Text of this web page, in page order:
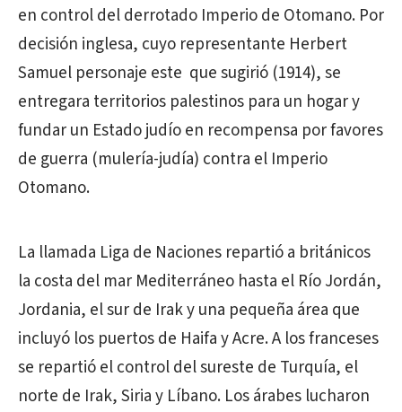
en control del derrotado Imperio de Otomano. Por
decisión inglesa, cuyo representante Herbert
Samuel personaje este que sugirió (1914), se
entregara territorios palestinos para un hogar y
fundar un Estado judío en recompensa por favores
de guerra (mulería-judía) contra el Imperio
Otomano.
La llamada Liga de Naciones repartió a británicos
la costa del mar Mediterráneo hasta el Río Jordán,
Jordania, el sur de Irak y una pequeña área que
incluyó los puertos de Haifa y Acre. A los franceses
se repartió el control del sureste de Turquía, el
norte de Irak, Siria y Líbano. Los árabes lucharon